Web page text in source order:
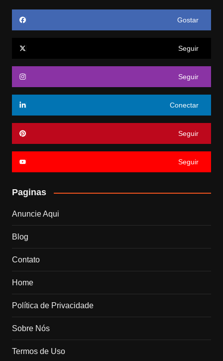
Gostar
Seguir
Seguir
Conectar
Seguir
Seguir
Paginas
Anuncie Aqui
Blog
Contato
Home
Política de Privacidade
Sobre Nós
Termos de Uso